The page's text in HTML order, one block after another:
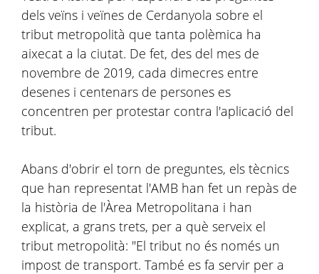
dels veïns i veïnes de Cerdanyola sobre el
tribut metropolità que tanta polèmica ha
aixecat a la ciutat. De fet, des del mes de
novembre de 2019, cada dimecres entre
desenes i centenars de persones es
concentren per protestar contra l'aplicació del
tribut.
Abans d'obrir el torn de preguntes, els tècnics
que han representat l'AMB han fet un repàs de
la història de l'Àrea Metropolitana i han
explicat, a grans trets, per a què serveix el
tribut metropolità: "El tribut no és només un
impost de transport. També es fa servir per a